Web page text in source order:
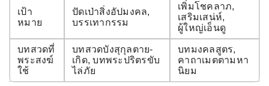
เป้า
หมาย
ปัดเป่าสิ่งอัปมงคล,
บรรเทากรรม
เพิ่มโชคลาภ,
เสริมเสน่ห์,
ผู้ใหญ่เอ็นดู
บทสวดที่
พระสงฆ์
ใช้
บทสวดบังสุกุลตาย-
เกิด, บทพระปริตรขับ
ไล่ภัย
บทมงคลสูตร,
คาถาเมตตามหา
นิยม